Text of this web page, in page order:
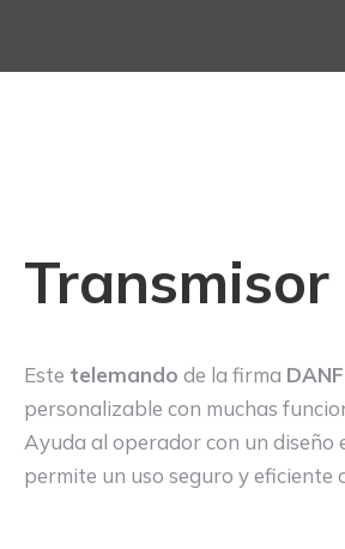
Transmisor
Este telemando de la firma
personalizable con muchas
Ayuda al operador con un diseño
permite un uso seguro y eficiente